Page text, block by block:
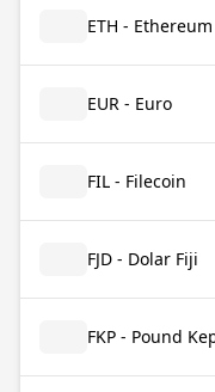
ETH - Ethereum
EUR - Euro
FIL - Filecoin
FJD - Dolar Fiji
FKP - Pound